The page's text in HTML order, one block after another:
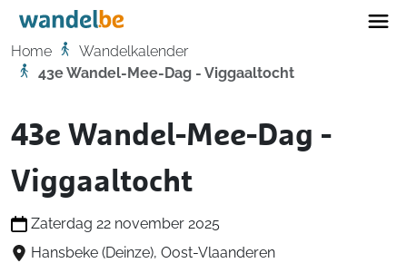
Home
Home
Wandelkalender
43e Wandel-Mee-Dag - Viggaaltocht
43e Wandel-Mee-Dag -
Viggaaltocht
Zaterdag 22 november 2025
Hansbeke (Deinze), Oost-Vlaanderen